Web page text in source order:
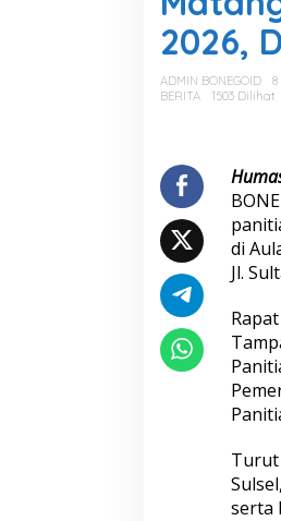
a
n
g
a
r
s
i
a
p
a
a
u
M
a
r
j
a
B
2026,
ADMIN BONEGOID
BERITA
1503 Dilihat
di
Jl.
Turut
serta